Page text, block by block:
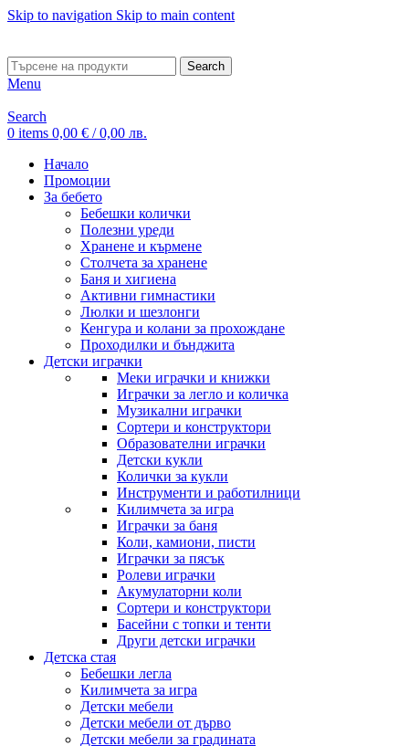
Skip to navigation Skip to main content
Search
Menu
Search
0 items 0,00 € / 0,00 лв.
Начало
Промоции
За бебето
Бебешки колички
Полезни уреди
Хранене и кърмене
Столчета за хранене
Баня и хигиена
Активни гимнастики
Люлки и шезлонги
Кенгура и колани за прохождане
Проходилки и бънджита
Детски играчки
Меки играчки и книжки
Играчки за легло и количка
Музикални играчки
Сортери и конструктори
Образователни играчки
Детски кукли
Колички за кукли
Инструменти и работилници
Килимчета за игра
Играчки за баня
Коли, камиони, писти
Играчки за пясък
Ролеви играчки
Акумулаторни коли
Сортери и конструктори
Басейни с топки и тенти
Други детски играчки
Детска стая
Бебешки легла
Килимчета за игра
Детски мебели
Детски мебели от дърво
Детски мебели за градината